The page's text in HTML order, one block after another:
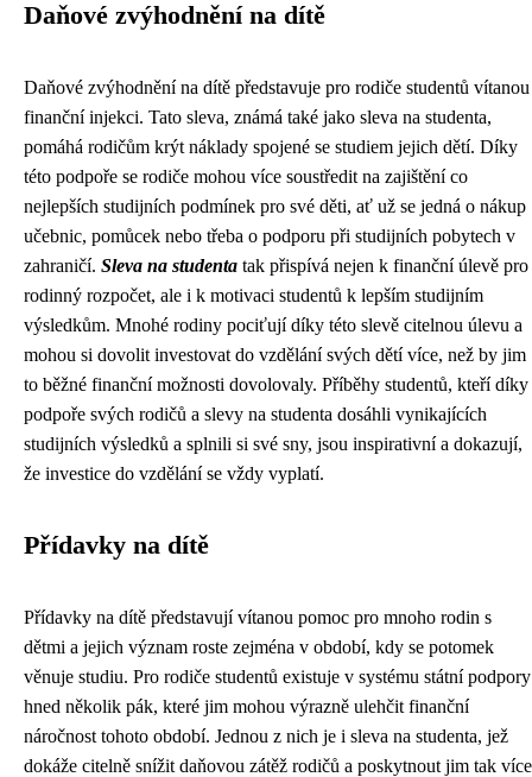
Daňové zvýhodnění na dítě
Daňové zvýhodnění na dítě představuje pro rodiče studentů vítanou
finanční injekci. Tato sleva, známá také jako sleva na studenta,
pomáhá rodičům krýt náklady spojené se studiem jejich dětí. Díky
této podpoře se rodiče mohou více soustředit na zajištění co
nejlepších studijních podmínek pro své děti, ať už se jedná o nákup
učebnic, pomůcek nebo třeba o podporu při studijních pobytech v
zahraničí. Sleva na studenta tak přispívá nejen k finanční úlevě pro
rodinný rozpočet, ale i k motivaci studentů k lepším studijním
výsledkům. Mnohé rodiny pociťují díky této slevě citelnou úlevu a
mohou si dovolit investovat do vzdělání svých dětí více, než by jim
to běžné finanční možnosti dovolovaly. Příběhy studentů, kteří díky
podpoře svých rodičů a slevy na studenta dosáhli vynikajících
studijních výsledků a splnili si své sny, jsou inspirativní a dokazují,
že investice do vzdělání se vždy vyplatí.
Přídavky na dítě
Přídavky na dítě představují vítanou pomoc pro mnoho rodin s
dětmi a jejich význam roste zejména v období, kdy se potomek
věnuje studiu. Pro rodiče studentů existuje v systému státní podpory
hned několik pák, které jim mohou výrazně ulehčit finanční
náročnost tohoto období. Jednou z nich je i sleva na studenta, jež
dokáže citelně snížit daňovou zátěž rodičů a poskytnout jim tak více